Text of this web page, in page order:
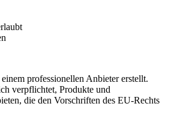
professionellen Anbieter erstellt.
verpflichtet, Produkte und
die den Vorschriften des EU-Rechts